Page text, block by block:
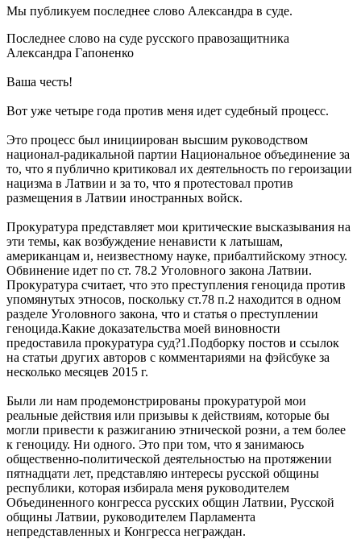
Мы публикуем последнее слово Александра в суде.
Последнее слово на суде русского правозащитника
Александра Гапоненко
Ваша честь!
Вот уже четыре года против меня идет судебный процесс.
Это процесс был инициирован высшим руководством
национал-радикальной партии Национальное объединение за
то, что я публично критиковал их деятельность по героизации
нацизма в Латвии и за то, что я протестовал против
размещения в Латвии иностранных войск.
Прокуратура представляет мои критические высказывания на
эти темы, как возбуждение ненависти к латышам,
американцам и, неизвестному науке, прибалтийскому этносу.
Обвинение идет по ст. 78.2 Уголовного закона Латвии.
Прокуратура считает, что это преступления геноцида против
упомянутых этносов, поскольку ст.78 п.2 находится в одном
разделе Уголовного закона, что и статья о преступлении
геноцида.Какие доказательства моей виновности
предоставила прокуратура суд?1.Подборку постов и ссылок
на статьи других авторов с комментариями на фэйсбуке за
несколько месяцев 2015 г.
Были ли нам продемонстрированы прокуратурой мои
реальные действия или призывы к действиям, которые бы
могли привести к разжиганию этнической розни, а тем более
к геноциду. Ни одного. Это при том, что я занимаюсь
общественно-политической деятельностью на протяжении
пятнадцати лет, представляю интересы русской общины
республики, которая избирала меня руководителем
Объединенного конгресса русских общин Латвии, Русской
общины Латвии, руководителем Парламента
непредставленных и Конгресса неграждан.